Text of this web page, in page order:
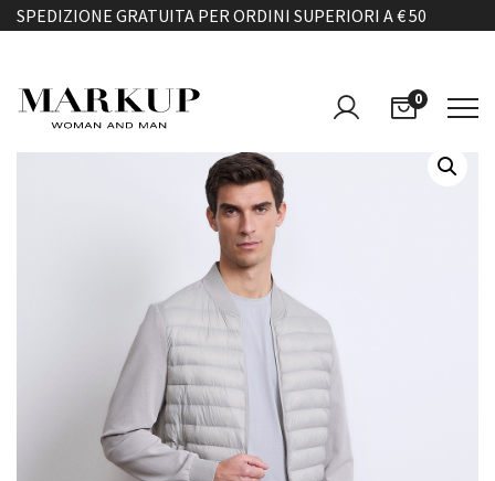
SPEDIZIONE GRATUITA PER ORDINI SUPERIORI A € 50
0